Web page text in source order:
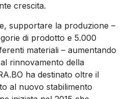
crescita.
supportare la produzione –
di prodotto e 5.000
materiali – aumentando
rinnovamento della
ha destinato oltre il
al nuovo stabilimento